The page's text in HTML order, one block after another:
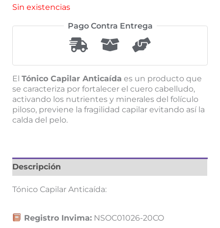
Sin existencias
Pago Contra Entrega
ElTónico Capilar Anticaída es un producto que
se caracteriza por fortalecer el cuero cabelludo,
activando los nutrientes y minerales del folículo
piloso, previene la fragilidad capilar evitando así la
calda del pelo.
Descripción
Tónico Capilar Anticaída:
Registro Invima:NSOC01026-20CO